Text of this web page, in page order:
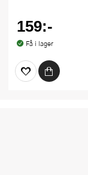
159:-
Få i lager